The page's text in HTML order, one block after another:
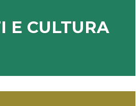
E CULTURA